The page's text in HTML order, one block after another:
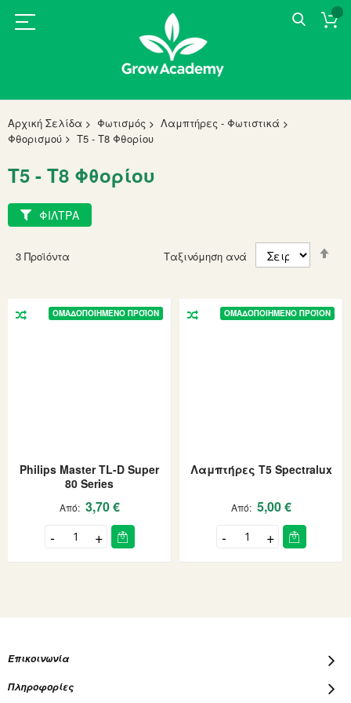
Αρχική Σελίδα Φωτισμός
Λαμπτήρες - Φωτιστικά
Φθορισμού
T5 - T8 Φθορίου
T5 - T8 Φθορίου
3 Προϊόντα Ταξινόμηση ανά
ΟΜΑΔΟΠΟΙΗΜΈΝΟ ΠΡΟΪΌΝ
Philips Master TL-D Super
80 Series
Από 3,70 €
ΟΜΑΔΟΠΟΙΗΜΈΝΟ ΠΡΟΪΌΝ
Λαμπτήρες T5 Spectralux
Από 5,00 €
ΦΙΛΤΡΑ
Επικοινωνία
Πληροφορίες